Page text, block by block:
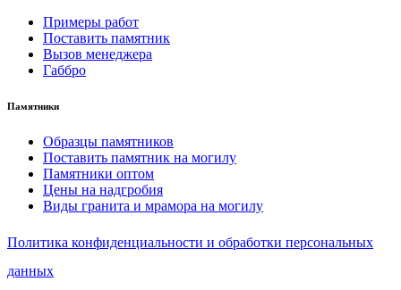
Примеры работ
Поставить памятник
Вызов менеджера
Габбро
Памятники
Образцы памятников
Поставить памятник на могилу
Памятники оптом
Цены на надгробия
Виды гранита и мрамора на могилу
Политика конфиденциальности и обработки персональных
данных